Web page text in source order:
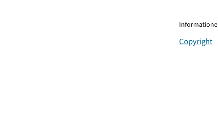
Copyright